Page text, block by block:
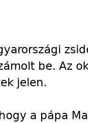
be. Az
jelen.
a pápa